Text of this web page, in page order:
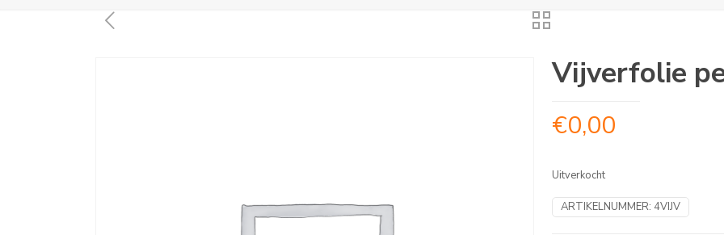
Vijverfolie
€0,00
Uitverkocht
ARTIKELNUMMER: 4VIJV